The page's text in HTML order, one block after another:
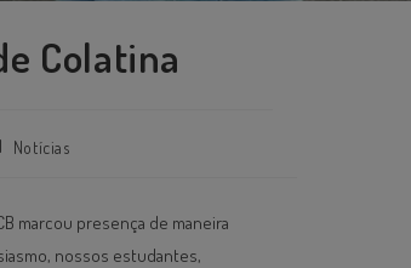
Colatina
Notícias
marcou presença de maneira
nossos estudantes,